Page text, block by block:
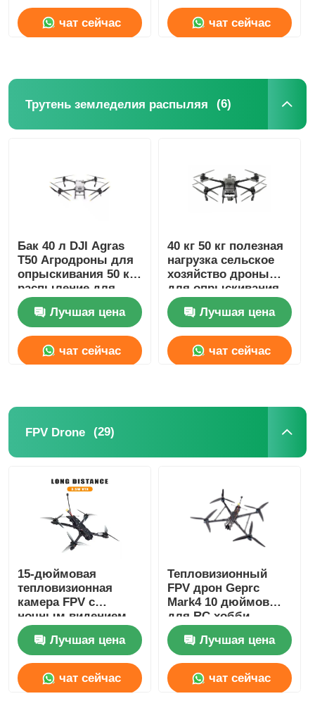
чат сейчас чат сейчас
Трутень земледелия распыляя (6)
Бак 40 л DJI Agras
T50 Агродроны для
опрыскивания 50 кг,
распыление для
сельскохозяйственных
культурЛучшая цена
чат сейчас
40 кг 50 кг полезная
нагрузка сельское
хозяйство дроны
для опрыскивания
DJI T50 DJI дроны
для опрыскивания
Лучшая цена
чат сейчас
FPV Drone (29)
15-дюймовая
тепловизионная
камера FPV с
ночным видением,
тяжелая полезная
нагрузка для дронов
FPV, длительный
полет для хобби RC
FPV
Лучшая цена
чат сейчас
Тепловизионный
FPV дрон Geprc
Mark4 10 дюймов
для RC хобби
Лучшая цена
чат сейчас